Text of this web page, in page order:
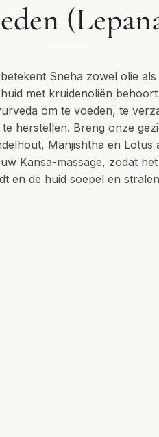
Sneha zowel olie
met kruidenoliën
om te voeden, te
herstellen. Breng onze
Manjishtha en Lotus
Kansa-massage, zodat
en de huid soepel en